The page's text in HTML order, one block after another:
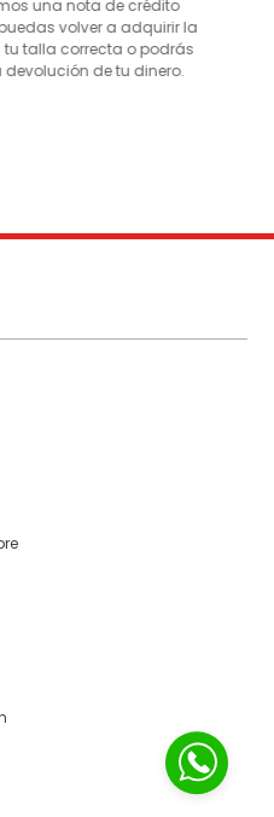
una nota de crédito
volver a adquirir la
tu talla correcta o podrás
de tu dinero.